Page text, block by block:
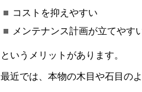
コストを抑えやすい
メンテナンス計画が立てやす
というメリットがあります。
最近では、本物の木目や石目の